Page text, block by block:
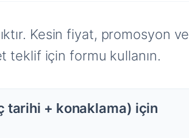
Kesin fiyat, promosyon ve
teklif için formu kullanın.
tarihi + konaklama) için